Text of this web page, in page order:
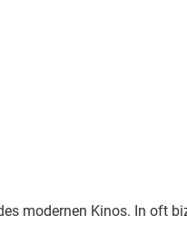
modernen Kinos. In oft